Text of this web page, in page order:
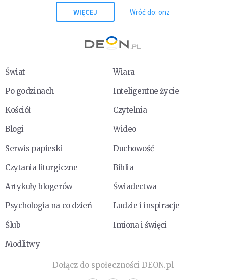
WIĘCEJ Wróć do: onz
Świat
Wiara
Po godzinach
Inteligentne życie
Kościół
Czytelnia
Blogi
Wideo
Serwis papieski
Duchowość
Czytania liturgiczne
Biblia
Artykuły blogerów
Świadectwa
Psychologia na co dzień
Ludzie i inspiracje
Ślub
Imiona i święci
Modlitwy
Dołącz do społeczności DEON.pl